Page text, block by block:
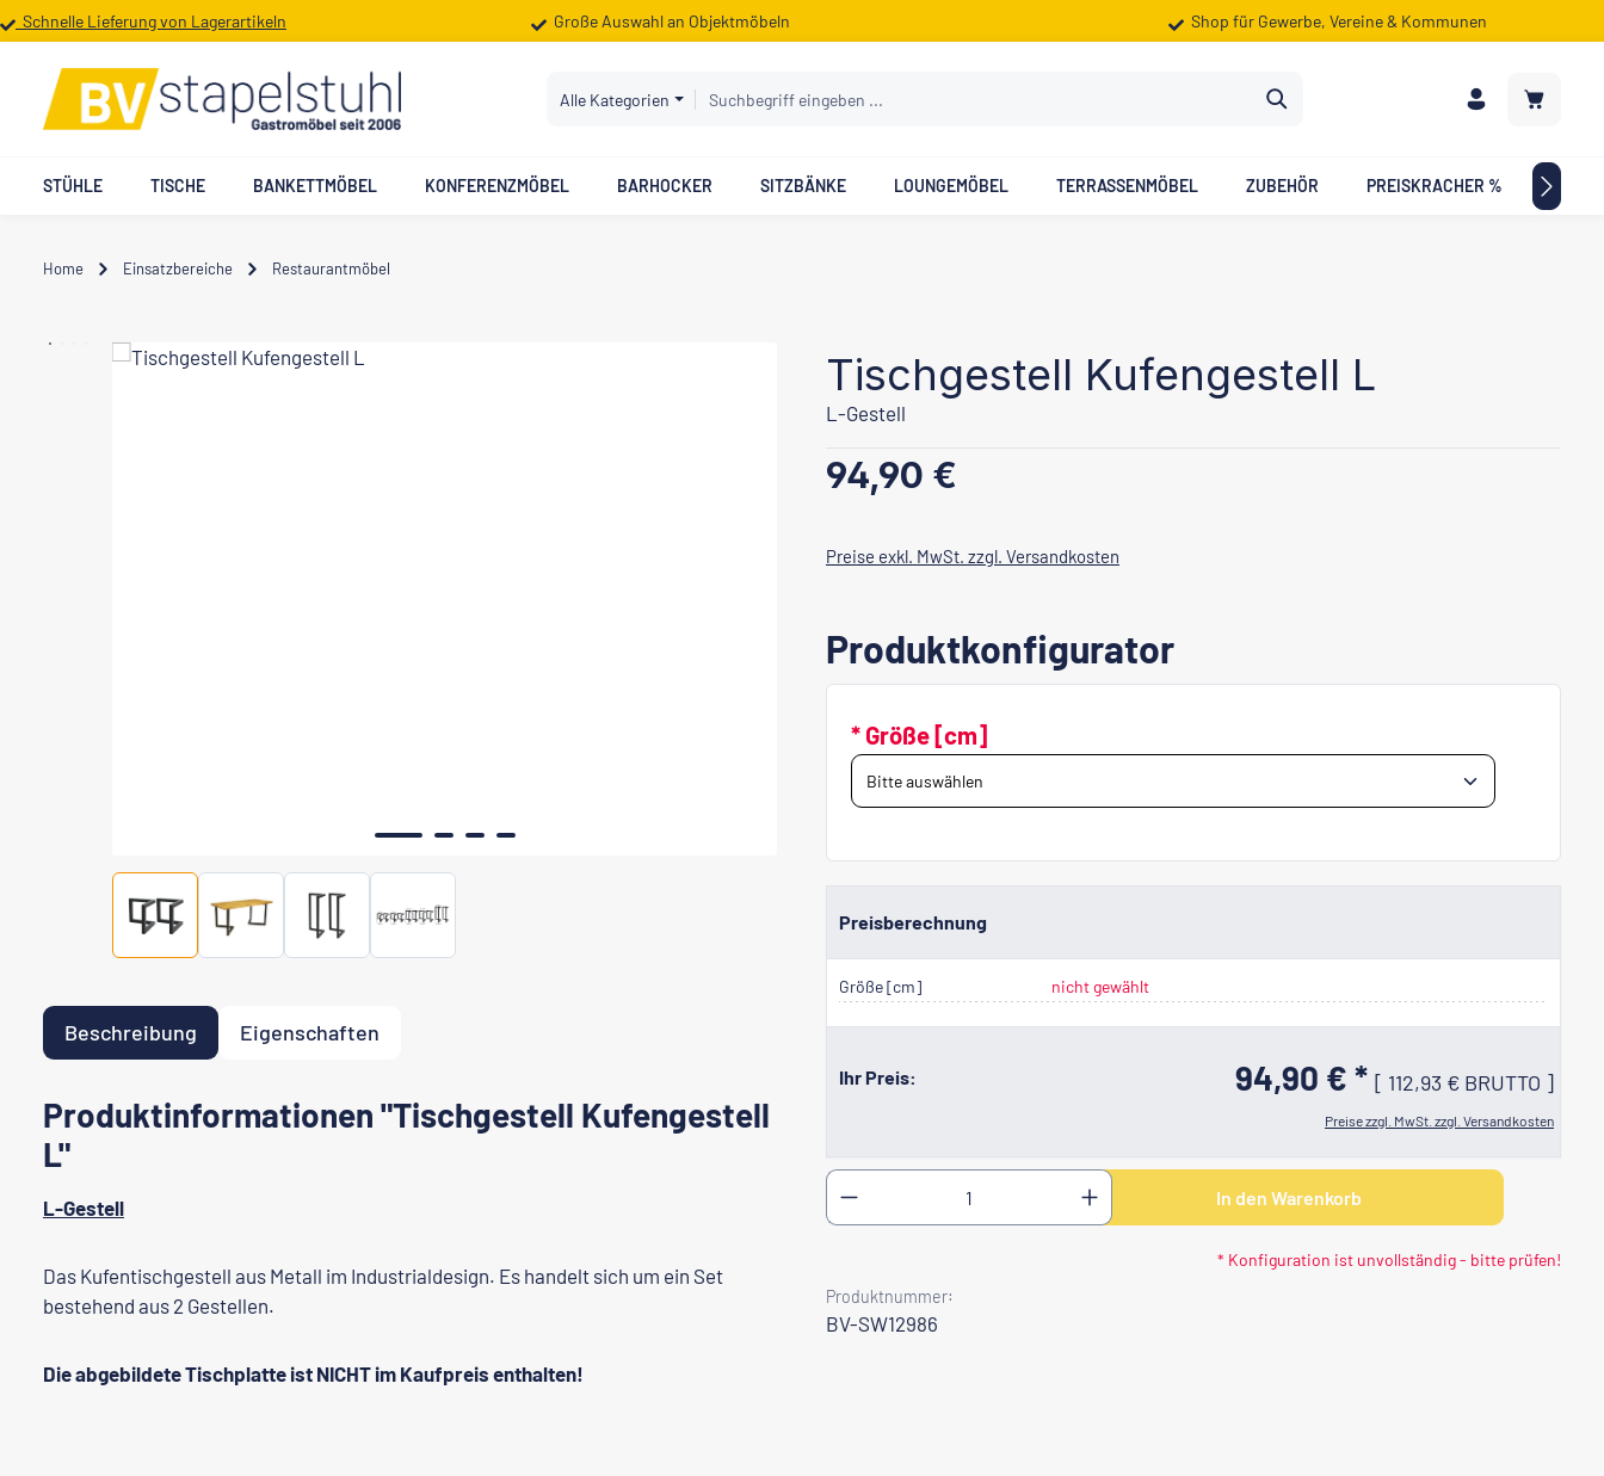
Hauptinhalt springen
Zur Suche springen
Zur Hauptnavigation springen
Schnelle Lieferung von Lagerartikeln Große Auswahl an Objektmöbeln Shop für Gewerbe, Vereine & Kommunen
Alle Kategorien
STÜHLE TISCHE BANKETTMÖBEL KONFERENZMÖBEL BARHOCKER SITZBÄNKE LOUNGEMÖBEL TERRASSENMÖBEL ZUBEHÖR PREISKRACHER %
Home Einsatzbereiche Restaurantmöbel
Bildergalerie überspringen Tischgestell Kufengestell L
L-Gestell
Regulärer Preis:
94,90 €
Preise exkl. MwSt. zzgl. Versandkosten
Produktkonfigurator
* Größe [cm]
Preisberechnung
Größe [cm] nicht gewählt
Ihr Preis: 94,90 € * [ 112,93 € BRUTTO ]
Preise zzgl. MwSt. zzgl. Versandkosten
Produkt Anzahl: Gib den gewünschten Wert ein oder benutze
In den Warenkorb
* Konfiguration ist unvollständig - bitte prüfen!
Produktnummer:
BV-SW12986
Beschreibung Eigenschaften
Produktinformationen "Tischgestell Kufengestell
L"
L-Gestell
Das Kufentischgestell aus Metall im Industrialdesign. Es handelt sich um ein Set
bestehend aus 2 Gestellen.
Die abgebildete Tischplatte ist NICHT im Kaufpreis enthalten!